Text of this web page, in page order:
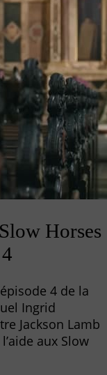
Horses
4 de la
Ingrid
Jackson Lamb
aux Slow